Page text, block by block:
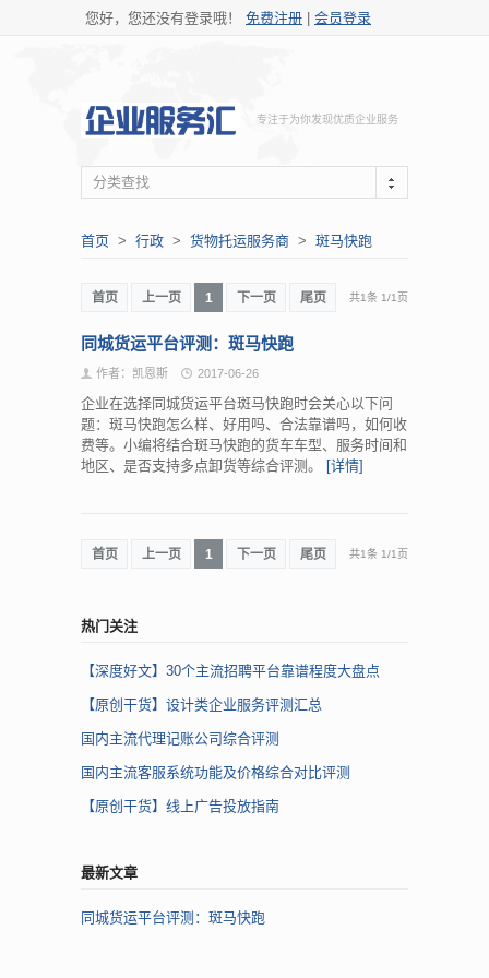
您好，您还没有登录哦！ 免费注册 会员登录
专注于为你发现优质企业服务
分类查找
首页 > 行政 > 货物托运服务商 > 斑马快跑
首页 上一页 1 下一页 尾页 共1条 1/1页
同城货运平台评测：斑马快跑
作者：凯恩斯 2017-06-26
企业在选择同城货运平台斑马快跑时会关心以下问
题：斑马快跑怎么样、好用吗、合法靠谱吗，如何收
费等。小编将结合斑马快跑的货车车型、服务时间和
地区、是否支持多点卸货等综合评测。 [详情]
首页 上一页 1 下一页 尾页 共1条 1/1页
热门关注
【深度好文】30个主流招聘平台靠谱程度大盘点
【原创干货】设计类企业服务评测汇总
国内主流代理记账公司综合评测
国内主流客服系统功能及价格综合对比评测
【原创干货】线上广告投放指南
最新文章
同城货运平台评测：斑马快跑